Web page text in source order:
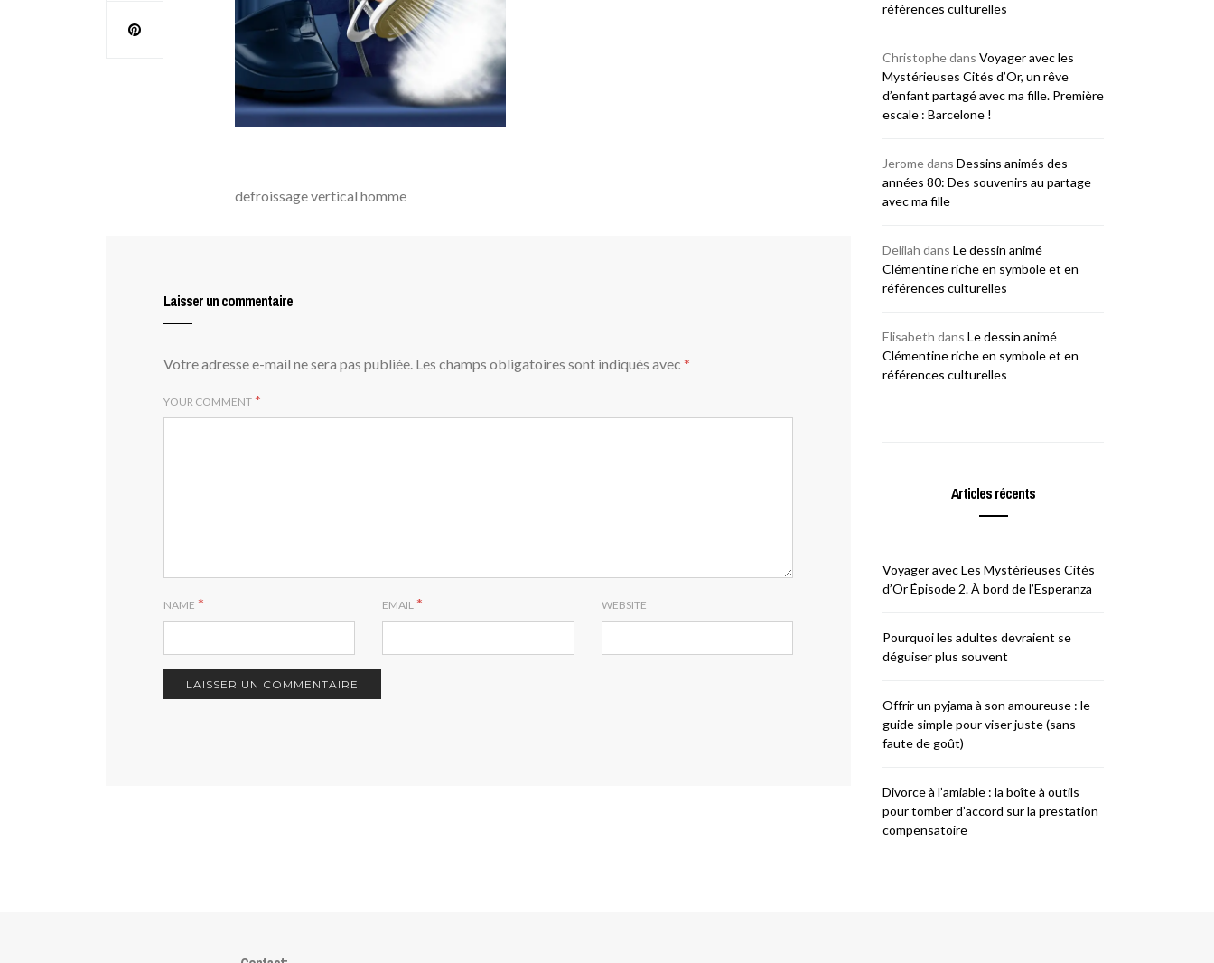
defroissage vertical homme
Laisser un commentaire
Votre adresse e-mail ne sera pas publiée. Les champs obligatoires sont indiqués avec *
YOUR COMMENT *
NAME * EMAIL * WEBSITE
références culturelles
Christophedans Voyager avec les
Mystérieuses Cités d’Or, un rêve
d’enfant partagé avec ma fille. Première
escale : Barcelone !
Jeromedans Dessins animés des
années 80: Des souvenirs au partage
avec ma fille
Delilah dans Le dessin animé
Clémentine riche en symbole et en
références culturelles
Elisabeth dans Le dessin animé
Clémentine riche en symbole et en
références culturelles
Articles récents
Voyager avec Les Mystérieuses Cités
d’Or Épisode 2. À bord de l’Esperanza
Pourquoi les adultes devraient se
déguiser plus souvent
Offrir un pyjama à son amoureuse : le
guide simple pour viser juste (sans
faute de goût)
Divorce à l’amiable : la boîte à outils
pour tomber d’accord sur la prestation
compensatoire